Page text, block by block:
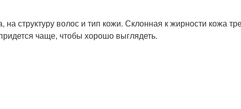
структуру волос и тип кожи. Склонная к жирности кожа
чаще, чтобы хорошо выглядеть.